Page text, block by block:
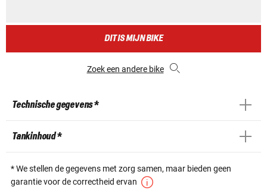
DIT IS MIJN BIKE
Zoek een andere bike
Technische gegevens *
Tankinhoud *
* We stellen de gegevens met zorg samen, maar bieden geen
garantie voor de correctheid ervan